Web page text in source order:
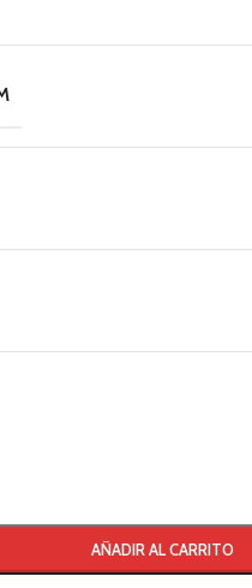
AÑADIR AL CARRITO